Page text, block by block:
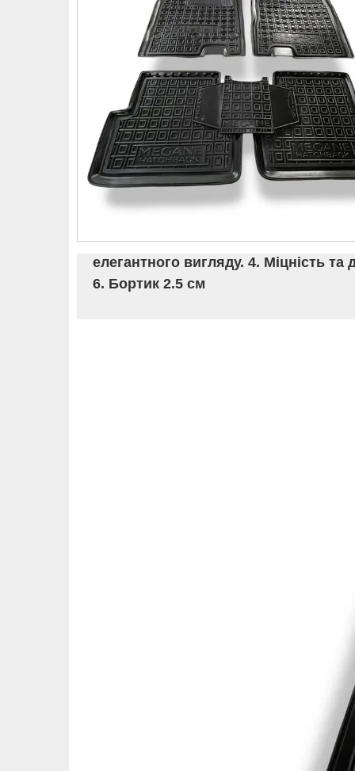
елегантного вигляду. 4. Міцність та
6. Бортик 2.5 см